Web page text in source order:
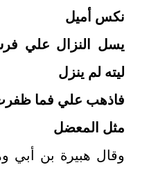
نكس أميل
يسل النزال علي
ليته لم ينزل
فاذهب علي فما ظفرت
مثل المعضل
وقال هبيرة بن